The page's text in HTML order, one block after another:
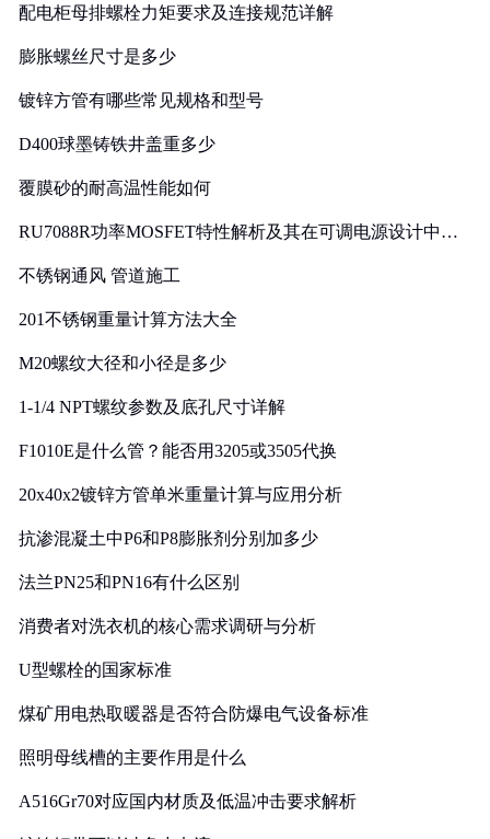
配电柜母排螺栓力矩要求及连接规范详解
膨胀螺丝尺寸是多少
镀锌方管有哪些常见规格和型号
D400球墨铸铁井盖重多少
覆膜砂的耐高温性能如何
RU7088R功率MOSFET特性解析及其在可调电源设计中的
不锈钢通风 管道施工
201不锈钢重量计算方法大全
M20螺纹大径和小径是多少
1-1/4 NPT螺纹参数及底孔尺寸详解
F1010E是什么管？能否用3205或3505代换
20x40x2镀锌方管单米重量计算与应用分析
抗渗混凝土中P6和P8膨胀剂分别加多少
法兰PN25和PN16有什么区别
消费者对洗衣机的核心需求调研与分析
U型螺栓的国家标准
煤矿用电热取暖器是否符合防爆电气设备标准
照明母线槽的主要作用是什么
A516Gr70对应国内材质及低温冲击要求解析